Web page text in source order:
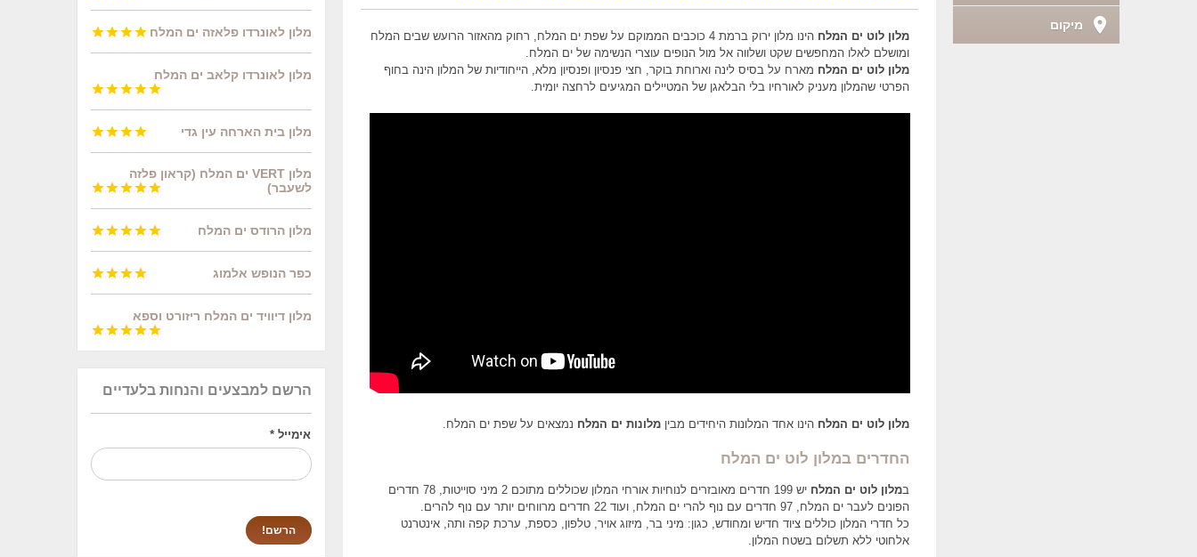
מיקום
מלון לוט ים המלח
הינו מלון ירוק ברמת 4 כוכבים הממוקם על שפת ים המלח, רחוק מהאזור הרועש שבים המלח
ומושלם לאלו המחפשים שקט ושלווה אל מול הנופים עוצרי הנשימה של ים המלח.
מלון לוט ים המלח מארח על בסיס לינה וארוחת בוקר, חצי פנסיון ופנסיון מלא, הייחודיות של המלון הינה בחוף
הפרטי שהמלון מעניק לאורחיו בלי הבלאגן של המטיילים המגיעים לרחצה יומית.
מלון לוט ים המלח הינו אחד המלונות היחידים מבין מלונות ים המלח נמצאים על שפת ים המלח.
החדרים במלון לוט ים המלח
במלון לוט ים המלח
יש 199 חדרים מאובזרים לנוחיות אורחי המלון שכוללים מתוכם 2 מיני סוייטות, 78 חדרים
הפונים לעבר ים המלח, 97 חדרים עם נוף להרי ים המלח, ועוד 22 חדרים מרווחים יותר עם נוף להרים.
כל חדרי המלון כוללים ציוד חדיש ומחודש, כגון: מיני בר, מיזוג אויר, טלפון, כספת, ערכת קפה ותה, אינטרנט
אלחוטי ללא תשלום בשטח המלון.
הרשם למבצעים והנחות בלעדיים
אימייל*
מלון לאונרדו פלאזה ים המלח 



מלון לאונרדו קלאב ים המלח





מלון בית הארחה עין גדי 



מלון VERT ים המלח (קראון פלזה
לשעבר)





מלון הרודס ים המלח 




כפר הנופש אלמוג 



מלון דיוויד ים המלח ריזורט וספא




